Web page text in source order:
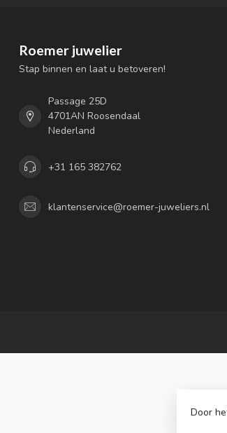
Roemer juwelier
Stap binnen en laat u betoveren!
Passage 25D
4701AN Roosendaal
Nederland
+31 165 382762
klantenservice@roemer-juweliers.nl
Door